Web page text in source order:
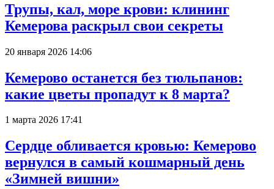
Трупы, кал, море крови: клининг
Кемерова раскрыл свои секреты
20 января 2026 14:06
Кемерово останется без тюльпанов:
какие цветы пропадут к 8 марта?
1 марта 2026 17:41
Сердце обливается кровью: Кемерово
вернулся в самый кошмарный день
«Зимней вишни»